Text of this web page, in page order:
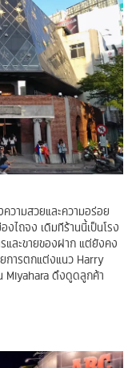
วามสวยและความอร่อย
งไถจง เดิมทีร้านนี้เป็นโรง
และขายของฝาก แต่ยังคง
การตกแต่งแนว Harry
Miyahara ดึงดูดลูกค้า